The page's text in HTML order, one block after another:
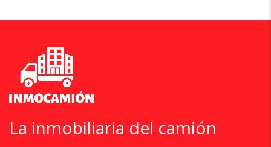
La inmobiliaria del camión